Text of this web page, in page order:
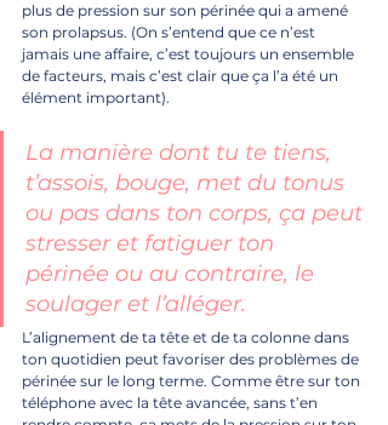
plus de pression sur son périnée qui a amené
son prolapsus. (On s’entend que ce n’est
jamais une affaire, c’est toujours un ensemble
de facteurs, mais c’est clair que ça l’a été un
élément important).
La manière dont tu te tiens,
t’assois, bouge, met du tonus
ou pas dans ton corps, ça peut
stresser et fatiguer ton
périnée ou au contraire, le
soulager et l’alléger.
L’alignement de ta tête et de ta colonne dans
ton quotidien peut favoriser des problèmes de
périnée sur le long terme. Comme être sur ton
téléphone avec la tête avancée, sans t’en